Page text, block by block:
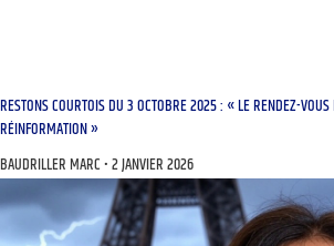
RESTONS COURTOIS DU 3 OCTOBRE 2025 : « LE RENDEZ-VOUS
RÉINFORMATION »
BAUDRILLER MARC 2 JANVIER 2026